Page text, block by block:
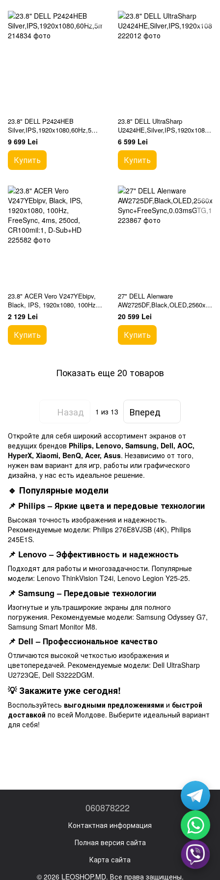
23.8" DELL P2424HEB
Silver,IPS,1920x1080,60Hz,5ms,
250cd,CR1000:1,HDMI+DP+US
B+TypeC,LAN,WebCAM,Pivot
9 699 Lei
Купить
23.8" DELL UltraSharp
U2424HE,Silver,IPS,1920x1080,
120Hz,5ms,250cd,CR1000:1,HD
MI+DP+USB+TypeC+LAN,Pv
6 599 Lei
Купить
23.8" ACER Vero V247YEbipv,
Black, IPS, 1920x1080, 100Hz,
FreeSync, 4ms, 250cd,
CR100mil:1, D-Sub+HD
2 129 Lei
Купить
27" DELL Alenware
AW2725DF,Black,OLED,2560x1
440,360Hz,G-
Sync+FreeSync,0.03msGTG,100
0cd,HDMI+DP+USB+T
20 599 Lei
Купить
Показать еще 20 товаров
Назад 1 из 13 Вперед
Откройте для себя широкий ассортимент экранов от
ведущих брендов Philips, Lenovo, Samsung, Dell, AOC,
HyperX, Xiaomi, BenQ, Acer, Asus. Независимо от того,
нужен вам вариант для игр, работы или графического
дизайна, у нас есть идеальное решение.
🔹 Популярные модели
📌 Philips – Яркие цвета и передовые технологии
Высокая точность изображения и надежность.
Рекомендуемые модели: Philips 276E8VJSB (4K), Philips
245E1S.
📌 Lenovo – Эффективность и надежность
Подходят для работы и многозадачности. Популярные
модели: Lenovo ThinkVision T24i, Lenovo Legion Y25-25.
📌 Samsung – Передовые технологии
Изогнутые и ультраширокие экраны для полного
погружения. Рекомендуемые модели: Samsung Odyssey G7,
Samsung Smart Monitor M8.
📌 Dell – Профессиональное качество
Отличаются высокой четкостью изображения и
цветопередачей. Рекомендуемые модели: Dell UltraSharp
U2723QE, Dell S3222DGM.
💡 Закажите уже сегодня!
Воспользуйтесь выгодными предложениями и быстрой
доставкой по всей Молдове. Выберите идеальный вариант
для себя!
060878222
Контактная информация
Полная версия сайта
Карта сайта
© 2026 LEOSHOP.MD. Все права защищены.